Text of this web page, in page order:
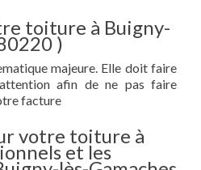
toiture à Buigny-
)
majeure. Elle doit faire
afin de ne pas faire
facture
votre toiture à
et les